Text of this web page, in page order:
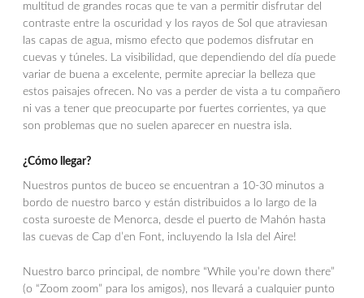
multitud de grandes rocas que te van a permitir disfrutar del
contraste entre la oscuridad y los rayos de Sol que atraviesan
las capas de agua, mismo efecto que podemos disfrutar en
cuevas y túneles. La visibilidad, que dependiendo del día puede
variar de buena a excelente, permite apreciar la belleza que
estos paisajes ofrecen. No vas a perder de vista a tu compañero
ni vas a tener que preocuparte por fuertes corrientes, ya que
son problemas que no suelen aparecer en nuestra isla.
¿Cómo llegar?
Nuestros puntos de buceo se encuentran a 10-30 minutos a
bordo de nuestro barco y están distribuidos a lo largo de la
costa suroeste de Menorca, desde el puerto de Mahón hasta
las cuevas de Cap d’en Font, incluyendo la Isla del Aire!
Nuestro barco principal, de nombre “While you’re down there”
(o “Zoom zoom” para los amigos), nos llevará a cualquier punto